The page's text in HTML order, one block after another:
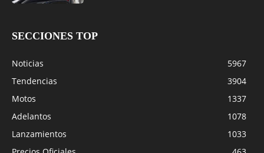
SECCIONES TOP
Noticias
5967
Tendencias
3904
Motos
1337
Adelantos
1078
Lanzamientos
1033